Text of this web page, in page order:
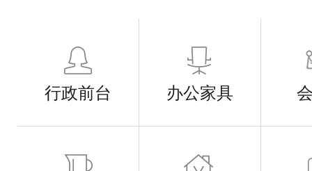
行政前台 办公家具